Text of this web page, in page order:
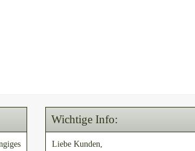
Wichtige Info:
Liebe Kunden,